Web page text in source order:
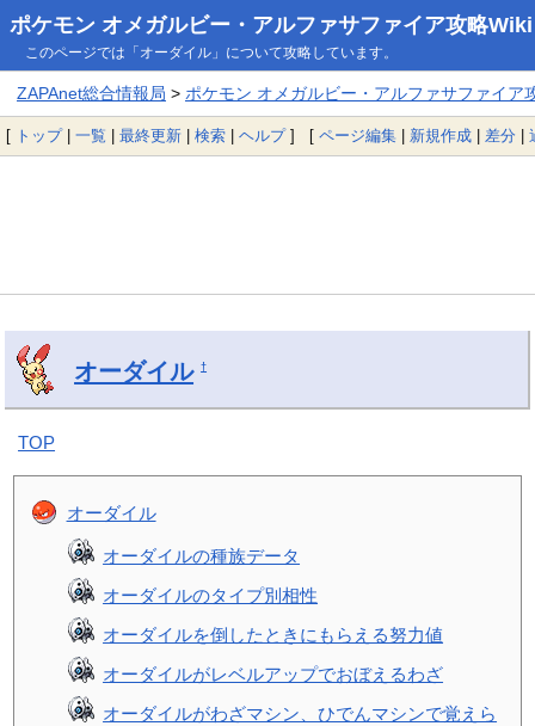
ポケモン オメガルビー・アルファサファイア攻略Wiki
このページでは「オーダイル」について攻略しています。
ZAPAnet総合情報局 > ポケモン オメガルビー・アルファサファイア
[ トップ| 一覧 | 最終更新 | 検索 | ヘルプ] [ ページ編集 | 新規作成 | 差分 |
オーダイル †
TOP
オーダイル
オーダイルの種族データ
オーダイルのタイプ別相性
オーダイルを倒したときにもらえる努力値
オーダイルがレベルアップでおぼえるわざ
オーダイルがわざマシン、ひでんマシンで覚えら